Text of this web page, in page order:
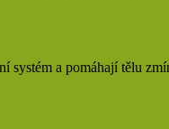
systém a pomáhají tělu